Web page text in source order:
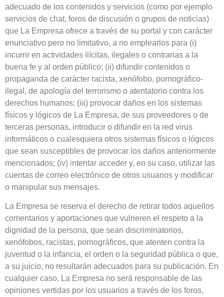
adecuado de los contenidos y servicios (como por ejemplo
servicios de chat, foros de discusión o grupos de noticias)
que La Empresa ofrece a través de su portal y con carácter
enunciativo pero no limitativo, a no emplearlos para (i)
incurrir en actividades ilícitas, ilegales o contrarias a la
buena fe y al orden público; (ii) difundir contenidos o
propaganda de carácter racista, xenófobo, pornográfico-
ilegal, de apología del terrorismo o atentatorio contra los
derechos humanos; (iii) provocar daños en los sistemas
físicos y lógicos de La Empresa, de sus proveedores o de
terceras personas, introducir o difundir en la red virus
informáticos o cualesquiera otros sistemas físicos o lógicos
que sean susceptibles de provocar los daños anteriormente
mencionados; (iv) intentar acceder y, en su caso, utilizar las
cuentas de correo electrónico de otros usuarios y modificar
o manipular sus mensajes.
La Empresa se reserva el derecho de retirar todos aquellos
comentarios y aportaciones que vulneren el respeto a la
dignidad de la persona, que sean discriminatorios,
xenófobos, racistas, pornográficos, que atenten contra la
juventud o la infancia, el orden o la seguridad pública o que,
a su juicio, no resultarán adecuados para su publicación. En
cualquier caso, La Empresa no será responsable de las
opiniones vertidas por los usuarios a través de los foros,